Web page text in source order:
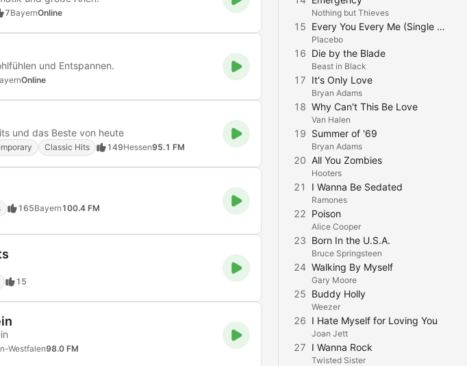
7BayernOnline
und Entspannen.
Online
und das Beste von heute
Classic Hits 149Hessen95.1 FM
165Bayern100.4 FM
15
Westfalen98.0 FM
Nothing but Thieves
15 Every You Every Me (Single Mix / 2004 Remastered Version)
Placebo
16 Die by the Blade
Beast in Black
17 It's Only Love
Bryan Adams
18 Why Can't This Be Love
Van Halen
19 Summer of '69
Bryan Adams
20 All You Zombies
Hooters
21 I Wanna Be Sedated
Ramones
22 Poison
Alice Cooper
23 Born In the U.S.A.
Bruce Springsteen
24 Walking By Myself
Gary Moore
25 Buddy Holly
Weezer
26 I Hate Myself for Loving You
Joan Jett
27 I Wanna Rock
Twisted Sister